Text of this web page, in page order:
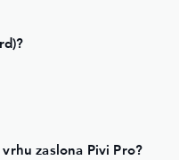
zaslona Pivi Pro?